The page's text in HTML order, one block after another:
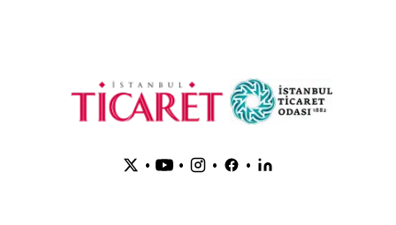
• • • •